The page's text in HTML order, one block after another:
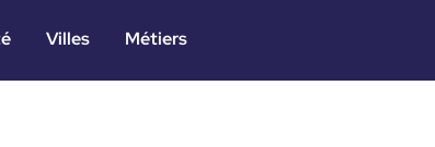
Villes Métiers